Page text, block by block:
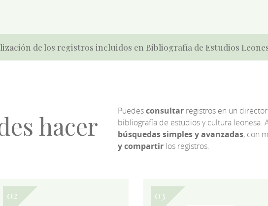
de los registros incluidos en Bibliografía de Estudios
hacer Puedesconsultarregistros en un
bibliografía de estudios y cultura leonesa.
búsquedas simples y avanzadas, con
y compartirlos registros.